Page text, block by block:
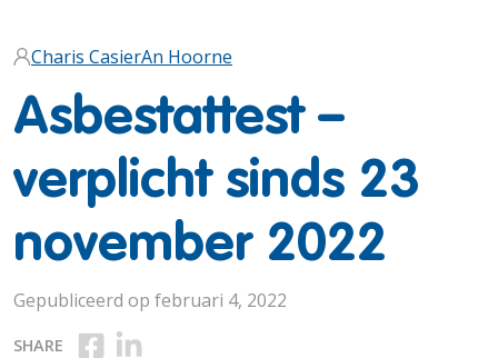
Charis CasierAn Hoorne
Asbestattest –
verplicht sinds 23
november 2022
Gepubliceerd op februari 4, 2022
SHARE Deel op Facebook
Deel op Linkedin